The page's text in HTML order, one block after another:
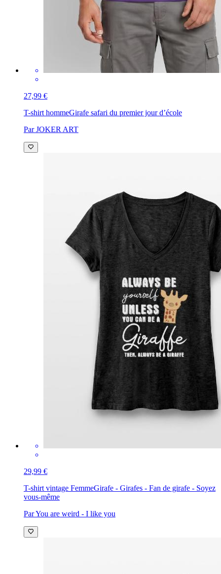
27,99 €
T-shirt hommeGirafe safari du premier jour d’école
Par JOKER ART
29,99 €
T-shirt vintage FemmeGirafe - Girafes - Fan de girafe - Soyez
vous-même
Par You are weird - I like you